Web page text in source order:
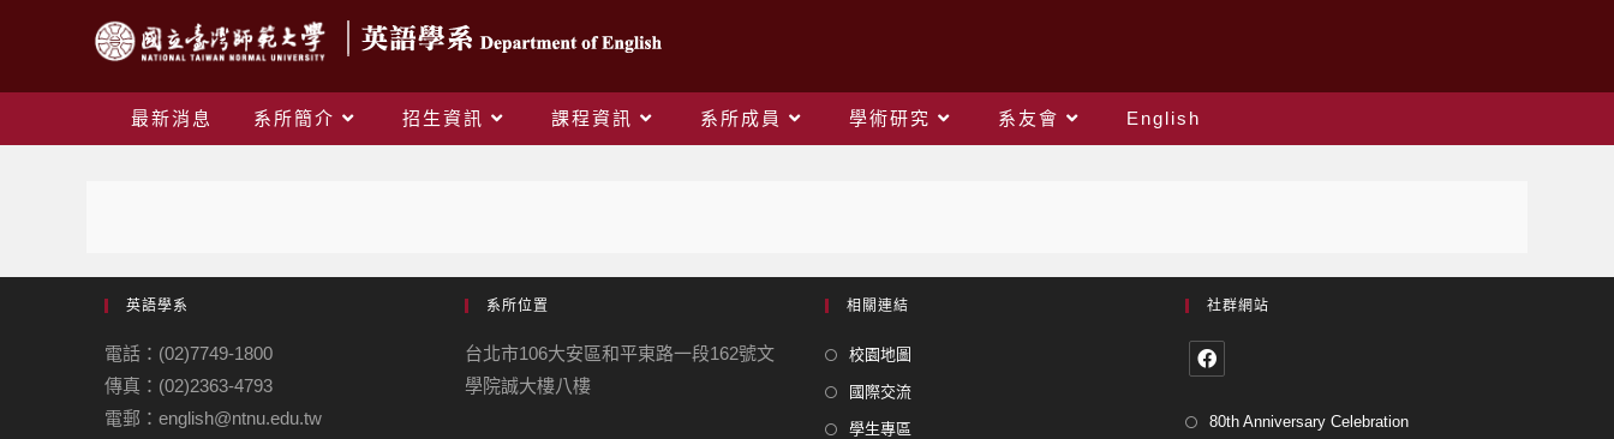
最新消息 系所簡介 招生資訊 課程資訊 系所成員 學術研究 系友會 English
英語學系
電話：(02)7749-1800
傳真：(02)2363-4793
電郵：english@ntnu.edu.tw
系所位置
台北市106大安區和平東路一段162號文
學院誠大樓八樓
相關連結
校園地圖
國際交流
學生專區
社群網站
80th Anniversary Celebration